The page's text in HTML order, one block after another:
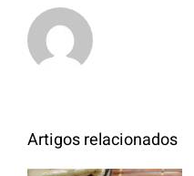
Artigos relacionados